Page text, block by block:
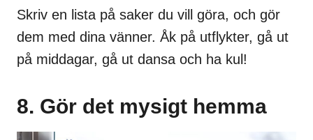
Skriv en lista på saker du vill göra, och gör
dem med dina vänner. Åk på utflykter, gå ut
på middagar, gå ut dansa och ha kul!
8. Gör det mysigt hemma